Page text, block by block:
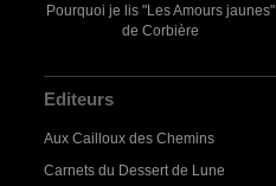
Pourquoi je lis "Les Amours jaunes"
de Corbière
Editeurs
Aux Cailloux des Chemins
Carnets du Dessert de Lune